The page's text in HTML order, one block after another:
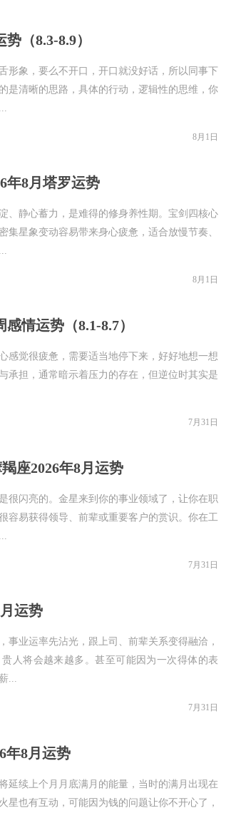
（8.3-8.9）
形象，要么不开口，开口就没好话，所以同事下
是清晰的思路，具体的行动，逻辑性的思维，你
8月1日
年8月塔罗运势
、静心蓄力，是难得的修身养性期。宝剑四核心
集星象变动容易带来身心疲惫，适合放慢节奏、
8月1日
情运势（8.1-8.7）
感觉很疲惫，需要适当地停下来，好好地想一想
承担，通常暗示着压力的存在，但逆位时其实是
7月31日
座2026年8月运势
很闪亮的。金星来到你的事业领域了，让你在职
容易获得领导、前辈或重要客户的赏识。你在工
7月31日
运势
事业运率先沾光，跟上司、前辈关系变得融洽，
人将会越来越多。甚至可能因为一次得体的表
...
7月31日
年8月运势
延续上个月月底满月的能量，当时的满月出现在
星也有互动，可能因为钱的问题让你不开心了，